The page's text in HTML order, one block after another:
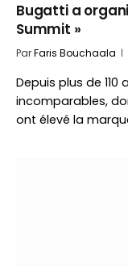
Bugatti a
Summit »
ParFaris Bouchaala
Depuis plus de
incomparables,
ont élevé la